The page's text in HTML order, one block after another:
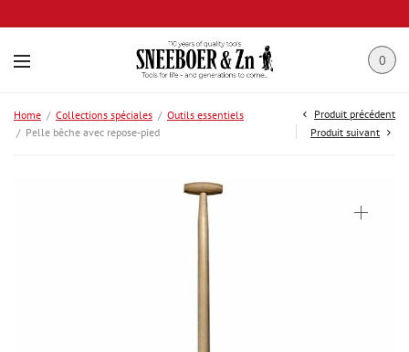
0
Home / Collections spéciales / Outils essentiels
/ Pelle bêche avec repose-pied
Produit précédent
Produit suivant